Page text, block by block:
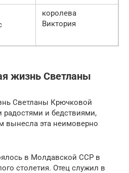
королева
Виктория
жизнь Светланы
Светланы Крючковой
и бедствиями,
вынесла эта неимоверно
в Молдавской ССР в
столетия. Отец служил в